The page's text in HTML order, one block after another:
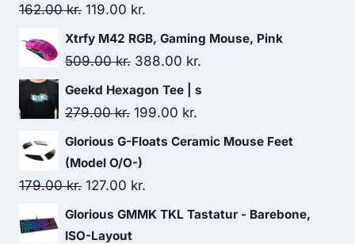
162.00kr. Original
price
was:
119.00 kr.
price
is:
119.00 kr..
Xtrfy M42 RGB, Gaming Mouse, Pink
509.00kr. Original
price
was:
388.00 kr.
price
Geekd Hexagon Tee | s
279.00kr. Original
price
was:
279.00 kr..
199.00 kr.
price
Glorious G-Floats Ceramic Mouse Feet
(Model O/O-)
179.00kr. Original
price
was:
127.00 kr.
price
Glorious GMMK TKL Tastatur - Barebone,
ISO-Layout